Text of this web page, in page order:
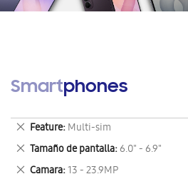
Smartphones
Feature Multi-sim
Eliminar
este
artículo
Tamaño de pantalla 6.0" - 6.9"
Eliminar
este
Camara 13 - 23.9MP
Eliminar